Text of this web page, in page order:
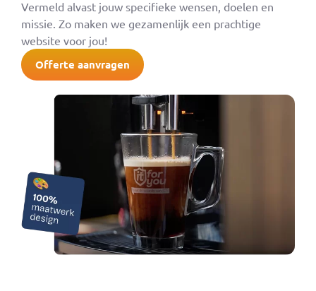
Vermeld alvast jouw specifieke wensen, doelen en
missie. Zo maken we gezamenlijk een prachtige
website voor jou!
Offerte aanvragen